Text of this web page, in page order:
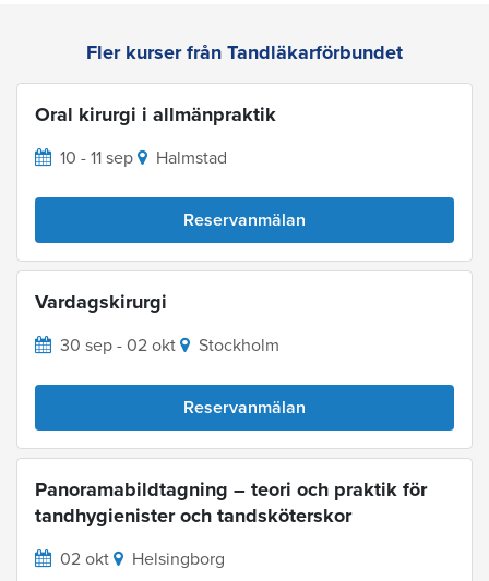
Fler kurser från Tandläkarförbundet
Oral kirurgi i allmänpraktik
10 - 11 sep Halmstad
Reservanmälan
Vardagskirurgi
30 sep - 02 okt Stockholm
Reservanmälan
Panoramabildtagning – teori och praktik för
tandhygienister och tandsköterskor
02 okt Helsingborg